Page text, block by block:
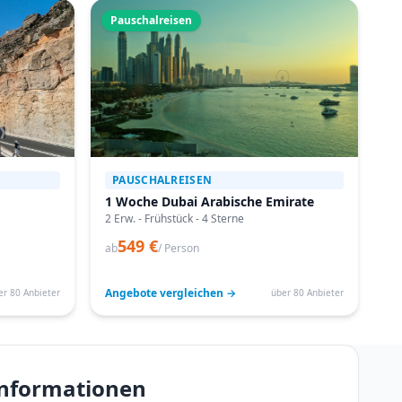
80 Anbieter
Pauschalreisen
PAUSCHALREISEN
1 Woche Dubai Arabische Emirate
2 Erw. - Frühstück - 4 Sterne
ab549 €/ Person
Angebote vergleichen → über 80 Anbieter